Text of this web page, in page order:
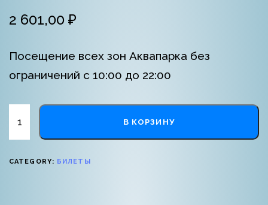
2 601,00 ₽
Посещение всех зон Аквапарка без
ограничений с 10:00 до 22:00
В КОРЗИНУ
CATEGORY: БИЛЕТЫ